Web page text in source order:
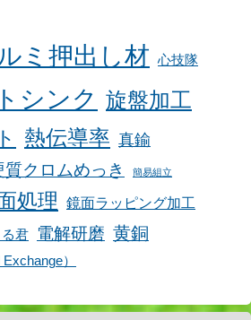
ミ押出し材 心技隊
シンク 旋盤加工
熱伝導率 真鍮
質クロムめっき 簡易組立
処理 鏡面ラッピング加工
君 電解研磨 黄銅
）